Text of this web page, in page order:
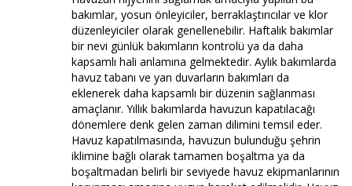
bakımlar, yosun önleyiciler, berraklaştırıcılar ve klor
düzenleyiciler olarak genellenebilir. Haftalık bakımlar
bir nevi günlük bakımların kontrolü ya da daha
kapsamlı hali anlamına gelmektedir. Aylık bakımlarda
havuz tabanı ve yan duvarların bakımları da
eklenerek daha kapsamlı bir düzenin sağlanması
amaçlanır. Yıllık bakımlarda havuzun kapatılacağı
dönemlere denk gelen zaman dilimini temsil eder.
Havuz kapatılmasında, havuzun bulunduğu şehrin
iklimine bağlı olarak tamamen boşaltma ya da
boşaltmadan belirli bir seviyede havuz ekipmanlarının